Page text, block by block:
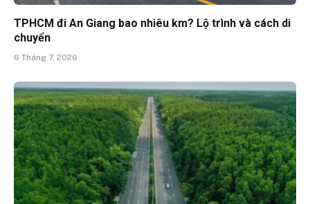
TPHCM đi An Giang bao nhiêu km? Lộ trình và cách di
chuyển
6 Tháng 7, 2026